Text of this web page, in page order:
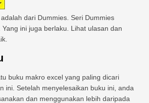
dari Dummies. Seri Dummies
ini juga berlaku. Lihat ulasan dan
buku makro excel yang paling dicari
ini. Setelah menyelesaikan buku ini, anda
dan menggunakan lebih daripada